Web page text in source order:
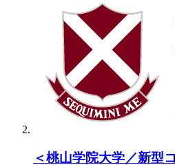
＜桃山学院大学／新型